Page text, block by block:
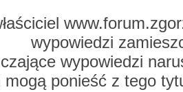
wypowiedzi
wypowiedzi
ponieść z tego